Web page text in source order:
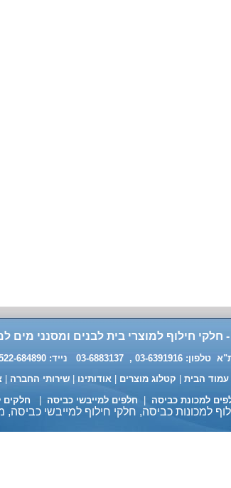
חלקי חילוף למוצרי בית לבנים ומסנני מים
עמוד הבית
קטלוג מוצרים אודותינו שירותי החברה
למכונת כביסה חלפים למייבשי כביסה חלקים
למכונות כביסה, חלקי חילוף למייבשי כביסה,